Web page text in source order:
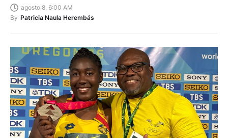
agosto 8, 6:00 AM
By Patricia Naula Herembás